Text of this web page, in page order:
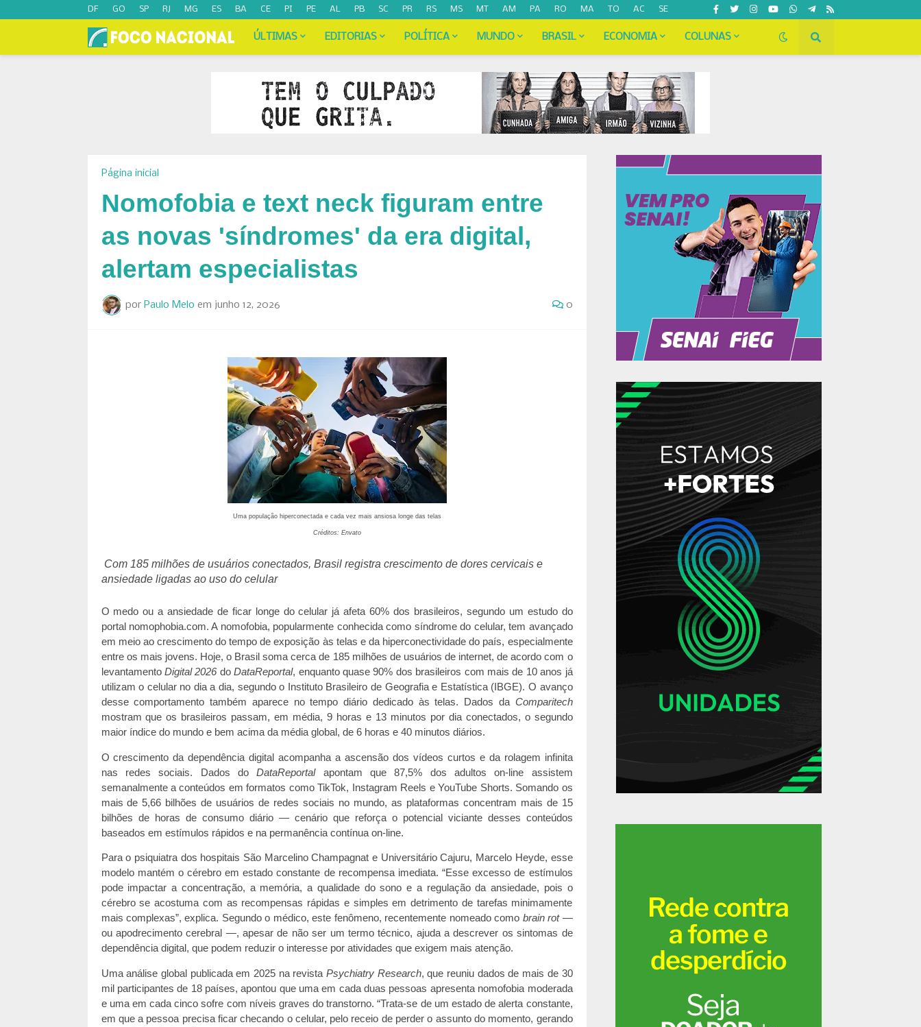
DF GO SP RJ MG ES BA CE PI PE AL PB SC PR RS MS MT AM PA RO MA TO AC SE
ÚLTIMAS EDITORIAS POLÍTICA MUNDO BRASIL ECONOMIA COLUNAS
Página inicial
Nomofobia e text neck figuram entre
as novas 'síndromes' da era digital,
alertam especialistas
por Paulo Melo em junho 12, 2026 0
Uma população hiperconectada e cada vez mais ansiosa longe das telas
Créditos: Envato
Com 185 milhões de usuários conectados, Brasil registra crescimento de dores cervicais e
ansiedade ligadas ao uso do celular
O medo ou a ansiedade de ficar longe do celular já afeta 60% dos brasileiros, segundo um estudo do
portal nomophobia.com. A nomofobia, popularmente conhecida como síndrome do celular, tem avançado
em meio ao crescimento do tempo de exposição às telas e da hiperconectividade do país, especialmente
entre os mais jovens. Hoje, o Brasil soma cerca de 185 milhões de usuários de internet, de acordo com o
levantamento Digital 2026doDataReportal, enquanto quase 90% dos brasileiros com mais de 10 anos já
utilizam o celular no dia a dia, segundo o Instituto Brasileiro de Geografia e Estatística (IBGE). O avanço
desse comportamento também aparece no tempo diário dedicado às telas. Dados da Comparitech
mostram que os brasileiros passam, em média, 9 horas e 13 minutos por dia conectados, o segundo
maior índice do mundo e bem acima da média global, de 6 horas e 40 minutos diários.
O crescimento da dependência digital acompanha a ascensão dos vídeos curtos e da rolagem infinita
nas redes sociais. Dados doDataReportalapontam que 87,5% dos adultos on-line assistem
semanalmente a conteúdos em formatos como TikTok, Instagram Reels e YouTube Shorts. Somando os
mais de 5,66 bilhões de usuários de redes sociais no mundo, as plataformas concentram mais de 15
bilhões de horas de consumo diário — cenário que reforça o potencial viciante desses conteúdos
baseados em estímulos rápidos e na permanência contínua on-line.
Para o psiquiatra dos hospitais São Marcelino Champagnat e Universitário Cajuru, Marcelo Heyde, esse
modelo mantém o cérebro em estado constante de recompensa imediata. “Esse excesso de estímulos
pode impactar a concentração, a memória, a qualidade do sono e a regulação da ansiedade, pois o
cérebro se acostuma com as recompensas rápidas e simples em detrimento de tarefas minimamente
mais complexas”, explica. Segundo o médico, este fenômeno, recentemente nomeado como brain rot—
ou apodrecimento cerebral —, apesar de não ser um termo técnico, ajuda a descrever os sintomas de
dependência digital, que podem reduzir o interesse por atividades que exigem mais atenção.
Uma análise global publicada em 2025 na revista Psychiatry Research, que reuniu dados de mais de 30
mil participantes de 18 países, apontou que uma em cada duas pessoas apresenta nomofobia moderada
e uma em cada cinco sofre com níveis graves do transtorno. “Trata-se de um estado de alerta constante,
em que a pessoa precisa ficar checando o celular, pelo receio de perder o assunto do momento, gerando